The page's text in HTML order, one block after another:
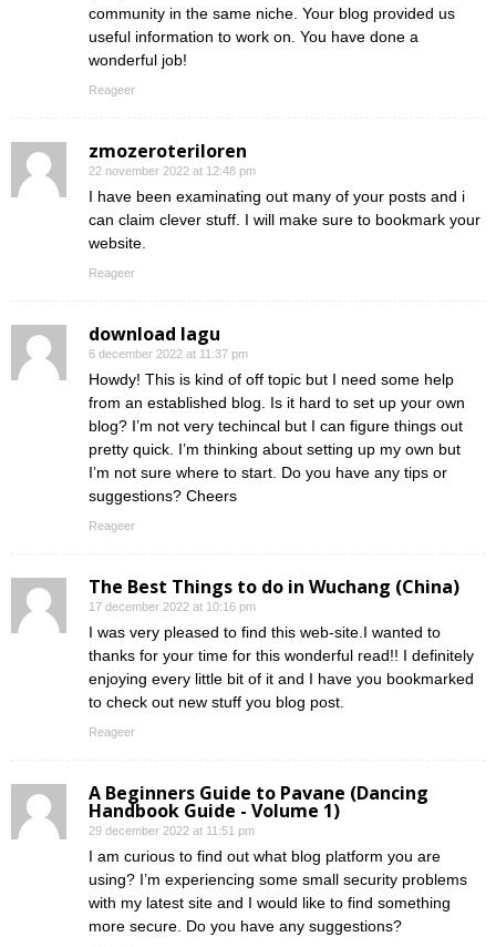
community in the same niche. Your blog provided us
useful information to work on. You have done a
wonderful job!
Reageer
zmozeroteriloren
22 november 2022 at 12:48 pm
I have been examinating out many of your posts and i
can claim clever stuff. I will make sure to bookmark your
website.
Reageer
download lagu
6 december 2022 at 11:37 pm
Howdy! This is kind of off topic but I need some help
from an established blog. Is it hard to set up your own
blog? I’m not very techincal but I can figure things out
pretty quick. I’m thinking about setting up my own but
I’m not sure where to start. Do you have any tips or
suggestions? Cheers
Reageer
The Best Things to do in Wuchang (China)
17 december 2022 at 10:16 pm
I was very pleased to find this web-site.I wanted to
thanks for your time for this wonderful read!! I definitely
enjoying every little bit of it and I have you bookmarked
to check out new stuff you blog post.
Reageer
A Beginners Guide to Pavane (Dancing
Handbook Guide - Volume 1)
29 december 2022 at 11:51 pm
I am curious to find out what blog platform you are
using? I’m experiencing some small security problems
with my latest site and I would like to find something
more secure. Do you have any suggestions?